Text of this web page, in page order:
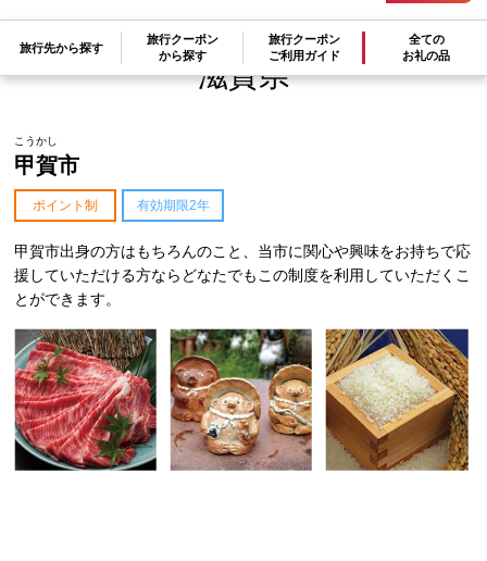
旅行先から探す
旅行クーポン
から探す
旅行クーポン
ご利用ガイド
全ての
お礼の品
滋賀県
こうかし
甲賀市
ポイント制 有効期限2年
甲賀市出身の方はもちろんのこと、当市に関心や興味をお持ちで応
援していただける方ならどなたでもこの制度を利用していただくこ
とができます。